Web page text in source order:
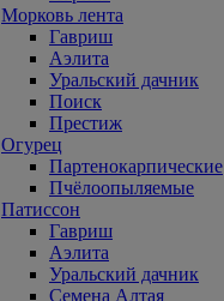
Морковь лента
Гавриш
Аэлита
Уральский дачник
Поиск
Престиж
Огурец
Партенокарпические
Пчёлоопыляемые
Патиссон
Гавриш
Аэлита
Уральский дачник
Семена Алтая